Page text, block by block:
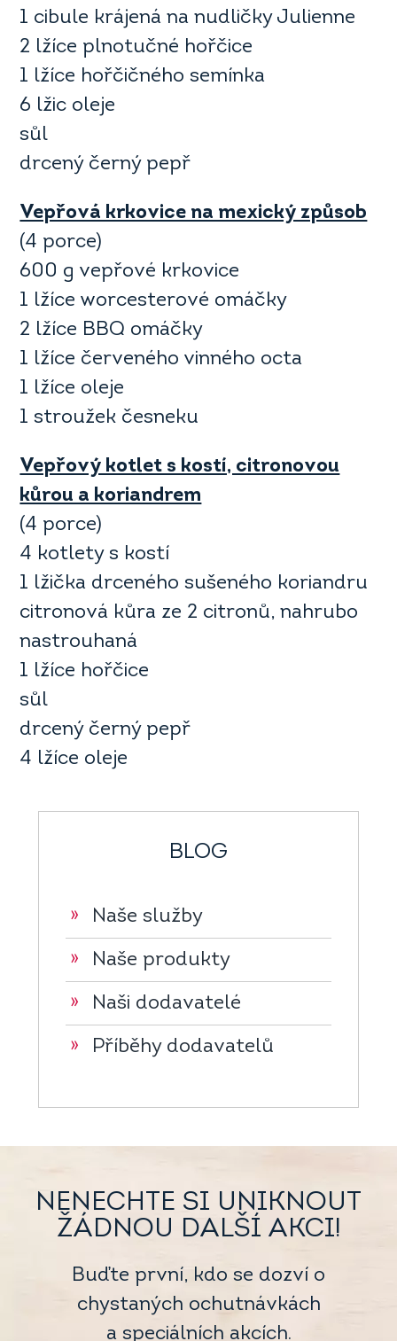
1 cibule krájená na nudličky Julienne
2 lžíce plnotučné hořčice
1 lžíce hořčičného semínka
6 lžic oleje
sůl
drcený černý pepř
Vepřová krkovice na mexický způsob
(4 porce)
600 g vepřové krkovice
1 lžíce worcesterové omáčky
2 lžíce BBQ omáčky
1 lžíce červeného vinného octa
1 lžíce oleje
1 stroužek česneku
Vepřový kotlet s kostí, citronovou
kůrou a koriandrem
(4 porce)
4 kotlety s kostí
1 lžička drceného sušeného koriandru
citronová kůra ze 2 citronů, nahrubo
nastrouhaná
1 lžíce hořčice
sůl
drcený černý pepř
4 lžíce oleje
BLOG
» Naše služby
» Naše produkty
» Naši dodavatelé
» Příběhy dodavatelů
NENECHTE SI UNIKNOUT
ŽÁDNOU DALŠÍ AKCI!
Buďte první, kdo se dozví o
chystaných ochutnávkách
a speciálních akcích.